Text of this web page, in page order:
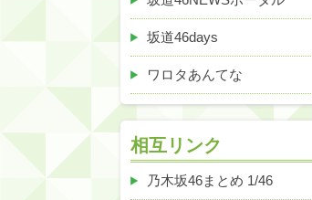
坂道46days
ワロタあんてな
相互リンク
乃木坂46まとめ 1/46